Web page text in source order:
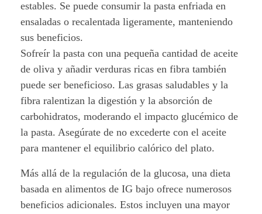
estables. Se puede consumir la pasta enfriada en
ensaladas o recalentada ligeramente, manteniendo
sus beneficios.
Sofreír la pasta con una pequeña cantidad de aceite
de oliva y añadir verduras ricas en fibra también
puede ser beneficioso. Las grasas saludables y la
fibra ralentizan la digestión y la absorción de
carbohidratos, moderando el impacto glucémico de
la pasta. Asegúrate de no excederte con el aceite
para mantener el equilibrio calórico del plato.
Más allá de la regulación de la glucosa, una dieta
basada en alimentos de IG bajo ofrece numerosos
beneficios adicionales. Estos incluyen una mayor